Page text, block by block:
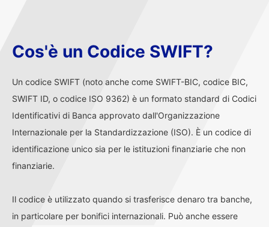
Cos'è un Codice SWIFT?
Un codice SWIFT (noto anche come SWIFT-BIC, codice BIC,
SWIFT ID, o codice ISO 9362) è un formato standard di Codici
Identificativi di Banca approvato dall'Organizzazione
Internazionale per la Standardizzazione (ISO). È un codice di
identificazione unico sia per le istituzioni finanziarie che non
finanziarie.
Il codice è utilizzato quando si trasferisce denaro tra banche,
in particolare per bonifici internazionali. Può anche essere